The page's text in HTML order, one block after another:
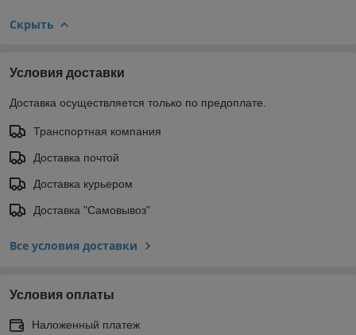
Скрыть
Условия доставки
Доставка осуществляется только по предоплате.
Транспортная компания
Доставка почтой
Доставка курьером
Доставка "Самовывоз"
Все условия доставки
Условия оплаты
Наложенный платеж